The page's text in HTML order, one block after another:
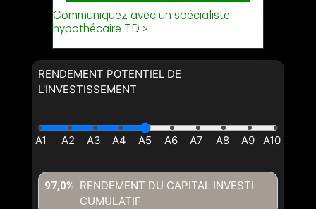
RENDEMENT POTENTIEL DE
L'INVESTISSEMENT
RENDEMENT DU CAPITAL INVESTI
CUMULATIF
97,0%